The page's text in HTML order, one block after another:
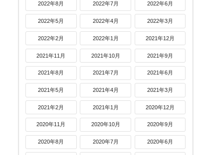
2022年8月 2022年7月 2022年6月
2022年5月 2022年4月 2022年3月
2022年2月 2022年1月 2021年12月
2021年11月 2021年10月 2021年9月
2021年8月 2021年7月 2021年6月
2021年5月 2021年4月 2021年3月
2021年2月 2021年1月 2020年12月
2020年11月 2020年10月 2020年9月
2020年8月 2020年7月 2020年6月